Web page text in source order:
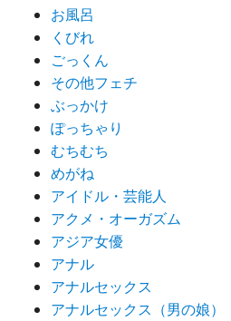
お風呂
くびれ
ごっくん
その他フェチ
ぶっかけ
ぽっちゃり
むちむち
めがね
アイドル・芸能人
アクメ・オーガズム
アジア女優
アナル
アナルセックス
アナルセックス（男の娘）